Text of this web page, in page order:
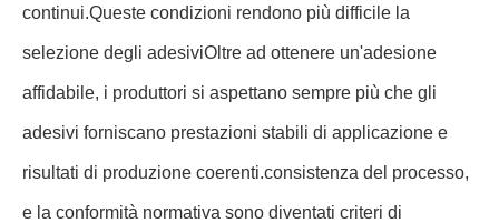
continui.Queste condizioni rendono più difficile la
selezione degli adesiviOltre ad ottenere un'adesione
affidabile, i produttori si aspettano sempre più che gli
adesivi forniscano prestazioni stabili di applicazione e
risultati di produzione coerenti.consistenza del processo,
e la conformità normativa sono diventati criteri di